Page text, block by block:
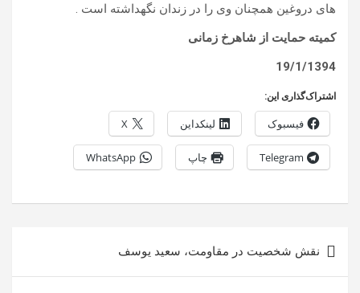
های دروغین همچنان وی را در زندان نگهداشته است .
کمیته حمایت از شاهرخ زمانی
19/1/1394
اشتراک‌گذاری این:
فیسبوک لینکداین X
Telegram چاپ WhatsApp
نوشته
نقش شخصیت در مقاومت، سعید یوسف